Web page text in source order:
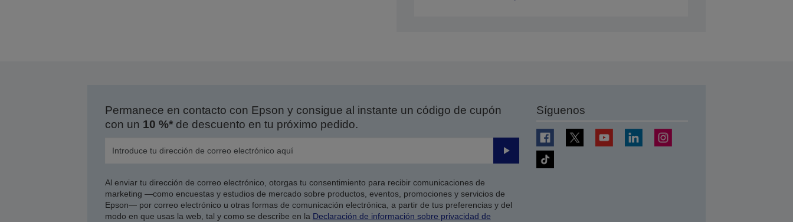
Permanece en contacto con Epson y consigue al instante un código de cupón
con un 10 %*de descuento en tu próximo pedido.
Enviar
Al enviar tu dirección de correo electrónico, otorgas tu consentimiento para recibir comunicaciones de
marketing —como encuestas y estudios de mercado sobre productos, eventos, promociones y servicios de
Epson— por correo electrónico u otras formas de comunicación electrónica, a partir de tus preferencias y del
modo en que usas la web, tal y como se describe en la Declaración de información sobre privacidad de
Síguenos